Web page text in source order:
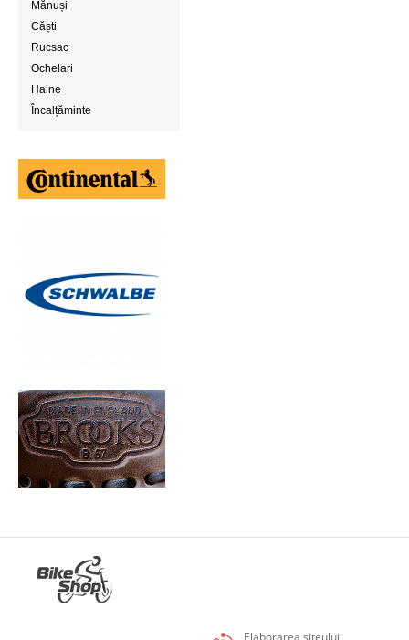
Mănuși
Căști
Rucsac
Ochelari
Haine
Încalțăminte
Elaborarea siteului